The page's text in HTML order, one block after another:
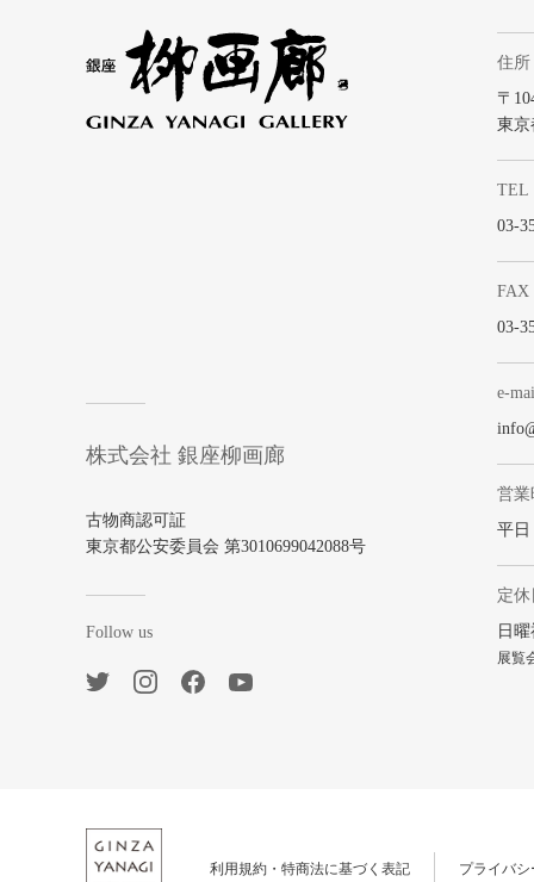
株式会社 銀座柳画廊
古物商認可証
東京都公安委員会 第3010699042088号
Follow us
住所
〒
東京
TEL
03-
FAX
03-
e-
営業
平日
定休
日
展覧
利用規約・特商法に基づく表記 プライバ